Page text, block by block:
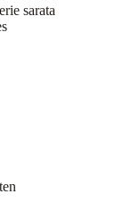
sarata